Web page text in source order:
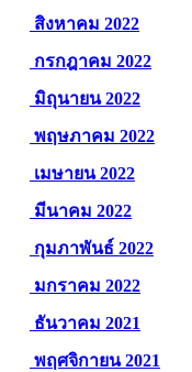
สิงหาคม 2022
กรกฎาคม 2022
มิถุนายน 2022
พฤษภาคม 2022
เมษายน 2022
มีนาคม 2022
กุมภาพันธ์ 2022
มกราคม 2022
ธันวาคม 2021
พฤศจิกายน 2021